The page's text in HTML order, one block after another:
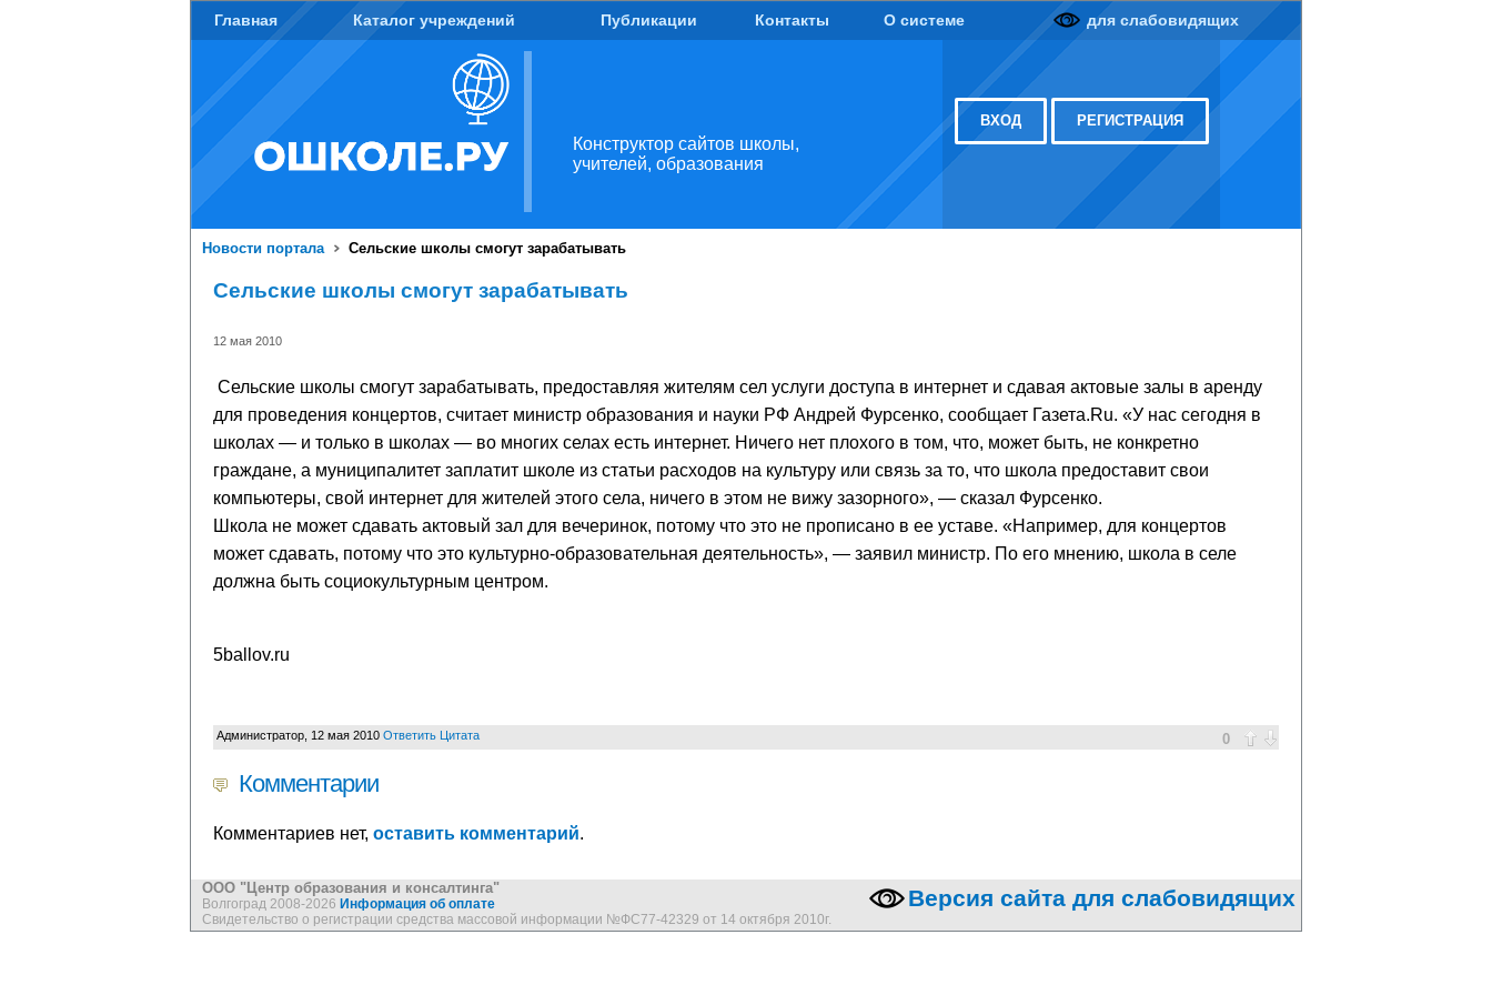
Главная Каталог учреждений Публикации Контакты О системе для слабовидящих
Конструктор сайтов школы,
учителей, образования
ВХОД РЕГИСТРАЦИЯ
Новости портала Сельские школы смогут зарабатывать
Сельские школы смогут зарабатывать
12 мая 2010
Сельские школы смогут зарабатывать, предоставляя жителям сел услуги доступа в интернет и сдавая актовые залы в аренду
для проведения концертов, считает министр образования и науки РФ Андрей Фурсенко, сообщает Газета.Ru. «У нас сегодня в
школах — и только в школах — во многих селах есть интернет. Ничего нет плохого в том, что, может быть, не конкретно
граждане, а муниципалитет заплатит школе из статьи расходов на культуру или связь за то, что школа предоставит свои
компьютеры, свой интернет для жителей этого села, ничего в этом не вижу зазорного», — сказал Фурсенко.
Школа не может сдавать актовый зал для вечеринок, потому что это не прописано в ее уставе. «Например, для концертов
может сдавать, потому что это культурно-образовательная деятельность», — заявил министр. По его мнению, школа в селе
должна быть социокультурным центром.
5ballov.ru
0
Администратор 12 мая 2010 Ответить Цитата
Комментарии
Комментариев нет, оставить комментарий.
Версия сайта для слабовидящих
ООО "Центр образования и консалтинга"
Волгоград 2008-2026 Информация об оплате
Свидетельство о регистрации средства массовой информации №ФС77-42329 от 14 октября 2010г.